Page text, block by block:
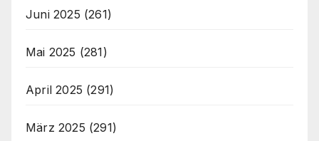
Juni 2025 (261)
Mai 2025 (281)
April 2025 (291)
März 2025 (291)